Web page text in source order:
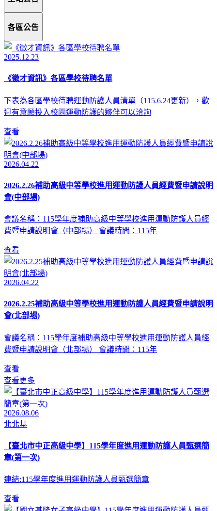
各區公告
2025.12.23
《徵才資訊》各區學校待聘名單
下表為各區學校待聘運動防護人員清單（115.6.24更新），歡
迎有意願投入校園運動防護的夥伴可以洽詢
查看
2026.04.22
2026.2.26補助高級中等學校進用運動防護人員經費暨申請說明
會(中部場)
會議名稱：115學年度補助高級中等學校進用運動防護人員經
費暨申請說明會（中部場） 會議時間：115年
查看
2026.04.22
2026.2.25補助高級中等學校進用運動防護人員經費暨申請說明
會(北部場)
會議名稱：115學年度補助高級中等學校進用運動防護人員經
費暨申請說明會（北部場） 會議時間：115年
查看
查看更多
2026.08.06
北北基
【臺北市中正高級中學】115學年度進用運動防護人員甄選簡
章(第一次)
連結:115學年度進用運動防護人員甄選簡章
查看